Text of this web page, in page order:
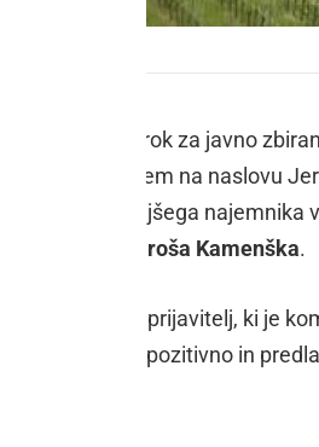
se je iztekel rok za javno
Jeruzalem na naslovu
najugodnejšega
Uroša Kamenška.
je udeležil tudi prijavitelj, ki je
ocenila pozitivno in